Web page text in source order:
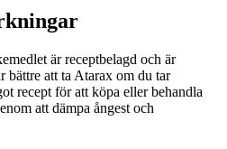
är receptbelagd och är
bättre att ta Atarax om du tar
recept för att köpa eller behandla
att dämpa ångest och